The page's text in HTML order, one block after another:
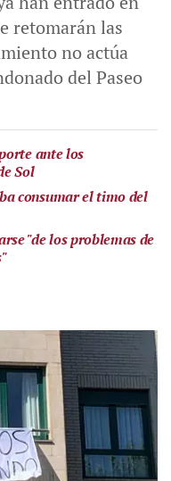
retomarán las
no actúa
del Paseo
ante los
Sol
consumar el timo del
"de los problemas de